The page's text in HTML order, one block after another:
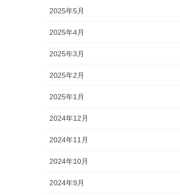
2025年5月
2025年4月
2025年3月
2025年2月
2025年1月
2024年12月
2024年11月
2024年10月
2024年9月